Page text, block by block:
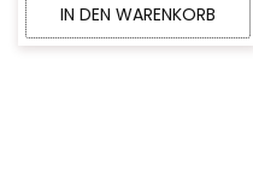
IN DEN WARENKORB